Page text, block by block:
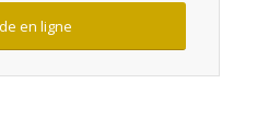
en ligne